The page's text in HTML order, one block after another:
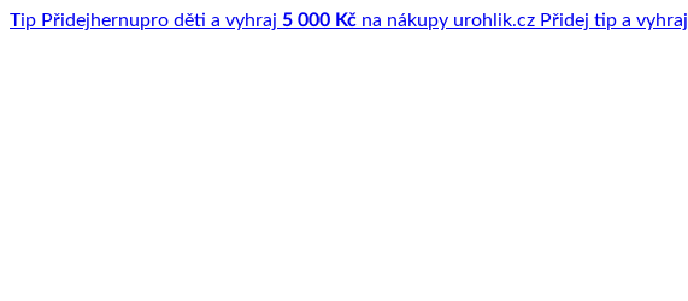
Tip Přidejhernupro děti a vyhraj 5 000 Kč na nákupy urohlik.cz Přidej tip a vyhraj